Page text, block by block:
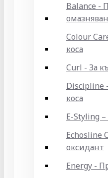
Balance -
Colour
коса
Curl - За
Discipline
коса
E-Styling
Echosline
оксидант
Energy -